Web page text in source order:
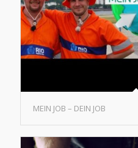
MEIN JOB – DEIN JOB